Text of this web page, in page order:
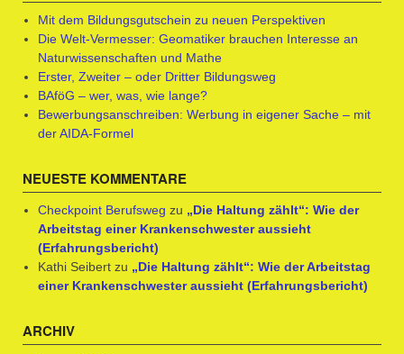
Mit dem Bildungsgutschein zu neuen Perspektiven
Die Welt-Vermesser: Geomatiker brauchen Interesse an
Naturwissenschaften und Mathe
Erster, Zweiter – oder Dritter Bildungsweg
BAföG – wer, was, wie lange?
Bewerbungsanschreiben: Werbung in eigener Sache – mit
der AIDA-Formel
NEUESTE KOMMENTARE
Checkpoint Berufsweg zu „Die Haltung zählt“: Wie der
Arbeitstag einer Krankenschwester aussieht
(Erfahrungsbericht)
Kathi Seibertzu „Die Haltung zählt“: Wie der Arbeitstag
einer Krankenschwester aussieht (Erfahrungsbericht)
ARCHIV